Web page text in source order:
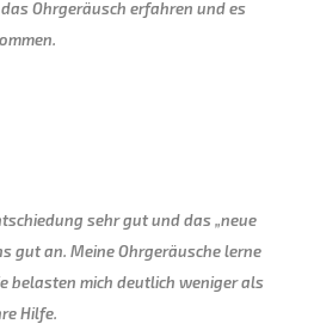
Ohrgeräusch erfahren und es
sehr gut und das „neue
gut an. Meine Ohrgeräusche lerne
belasten mich deutlich weniger als
Hilfe.